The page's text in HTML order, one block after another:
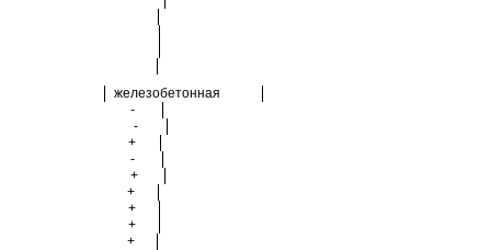
железобетонная
-
-
+
-
+
+
+
+
+